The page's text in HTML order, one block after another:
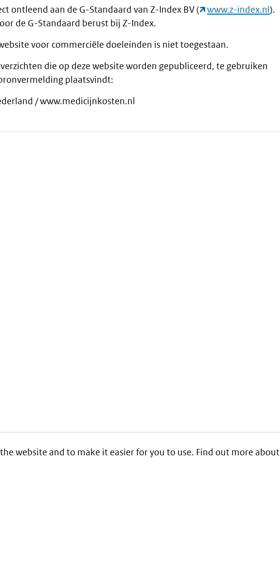
website and to make it easier for you to use. Find out more about
ontleend aan de G-Standaard van Z-Index BV ( www.z-index.nl).
de G-Standaard berust bij Z-Index.
voor commerciële doeleinden is niet toegestaan.
die op deze website worden gepubliceerd, te gebruiken
plaatsvindt:
/ www.medicijnkosten.nl